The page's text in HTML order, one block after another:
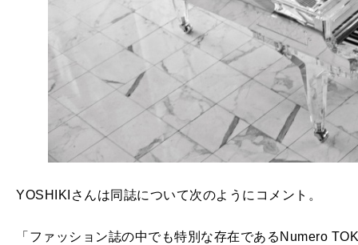
YOSHIKIさんは同誌について次のようにコメント。
「ファッション誌の中でも特別な存在であるNumero